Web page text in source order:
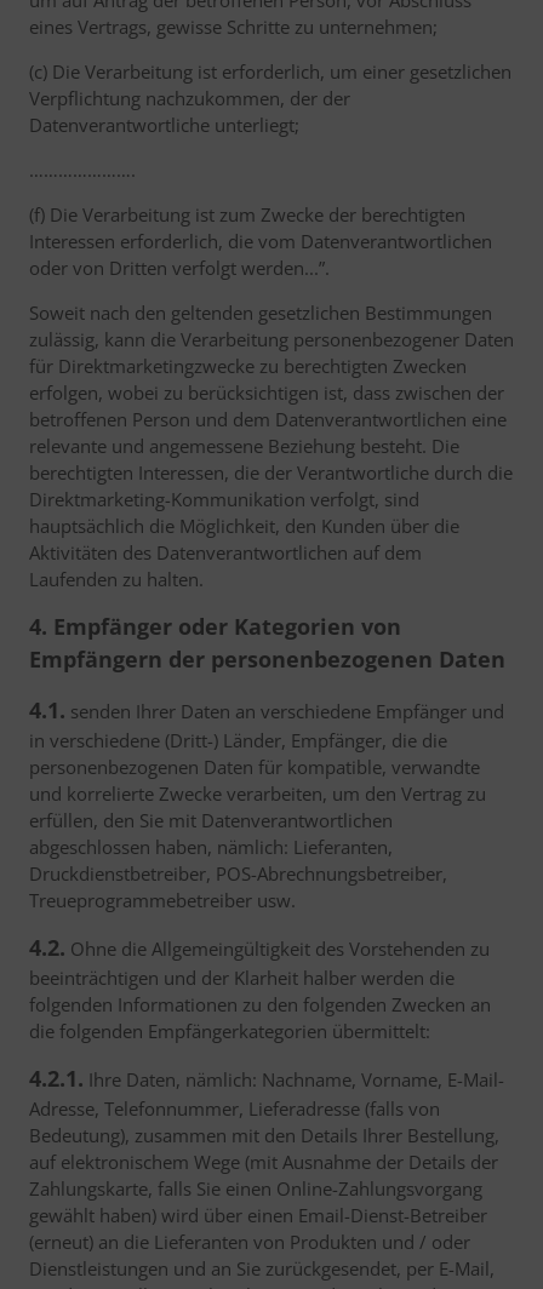
eines Vertrags, gewisse Schritte zu unternehmen;
(c) Die Verarbeitung ist erforderlich, um einer gesetzlichen
Verpflichtung nachzukommen, der der
Datenverantwortliche unterliegt;
………………….
(f) Die Verarbeitung ist zum Zwecke der berechtigten
Interessen erforderlich, die vom Datenverantwortlichen
oder von Dritten verfolgt werden...”.
Soweit nach den geltenden gesetzlichen Bestimmungen
zulässig, kann die Verarbeitung personenbezogener Daten
für Direktmarketingzwecke zu berechtigten Zwecken
erfolgen, wobei zu berücksichtigen ist, dass zwischen der
betroffenen Person und dem Datenverantwortlichen eine
relevante und angemessene Beziehung besteht. Die
berechtigten Interessen, die der Verantwortliche durch die
Direktmarketing-Kommunikation verfolgt, sind
hauptsächlich die Möglichkeit, den Kunden über die
Aktivitäten des Datenverantwortlichen auf dem
Laufenden zu halten.
4. Empfänger oder Kategorien von
Empfängern der personenbezogenen Daten
4.1. senden Ihrer Daten an verschiedene Empfänger und
in verschiedene (Dritt-) Länder, Empfänger, die die
personenbezogenen Daten für kompatible, verwandte
und korrelierte Zwecke verarbeiten, um den Vertrag zu
erfüllen, den Sie mit Datenverantwortlichen
abgeschlossen haben, nämlich: Lieferanten,
Druckdienstbetreiber, POS-Abrechnungsbetreiber,
Treueprogrammebetreiber usw.
4.2. Ohne die Allgemeingültigkeit des Vorstehenden zu
beeinträchtigen und der Klarheit halber werden die
folgenden Informationen zu den folgenden Zwecken an
die folgenden Empfängerkategorien übermittelt:
4.2.1. Ihre Daten, nämlich: Nachname, Vorname, E-Mail-
Adresse, Telefonnummer, Lieferadresse (falls von
Bedeutung), zusammen mit den Details Ihrer Bestellung,
auf elektronischem Wege (mit Ausnahme der Details der
Zahlungskarte, falls Sie einen Online-Zahlungsvorgang
gewählt haben) wird über einen Email-Dienst-Betreiber
(erneut) an die Lieferanten von Produkten und / oder
Dienstleistungen und an Sie zurückgesendet, per E-Mail,